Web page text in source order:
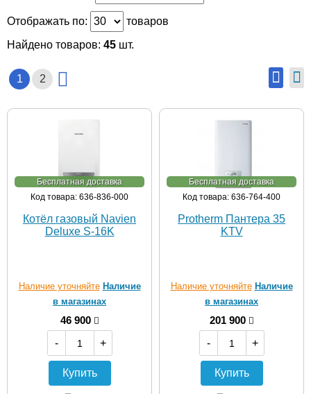
Отображать по:
товаров
Найдено товаров: 45 шт.
1 2
Бесплатная доставка
Код товара: 636-836-000
Котёл газовый Navien
Deluxe S-16K
Наличие уточняйте Наличие
в магазинах
46 900
-
+
Купить
Бесплатная доставка
Код товара: 636-764-400
Protherm Пантера 35
KTV
Наличие уточняйте Наличие
в магазинах
201 900
-
+
Купить